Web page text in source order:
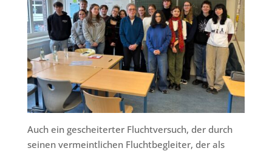
Auch ein gescheiterter Fluchtversuch, der durch
seinen vermeintlichen Fluchtbegleiter, der als